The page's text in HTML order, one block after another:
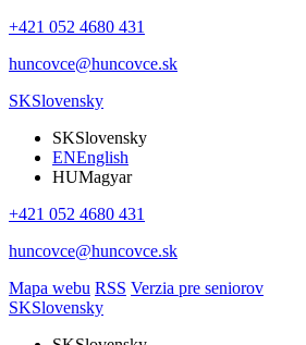
+421 052 4680 431
huncovce@huncovce.sk
SKSlovensky
SKSlovensky
ENEnglish
HUMagyar
+421 052 4680 431
huncovce@huncovce.sk
Mapa webu RSS Verzia pre seniorov
SKSlovensky